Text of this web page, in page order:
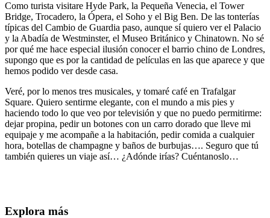
Como turista visitare Hyde Park, la Pequeña Venecia, el Tower
Bridge, Trocadero, la Ópera, el Soho y el Big Ben. De las tonterías
típicas del Cambio de Guardia paso, aunque sí quiero ver el Palacio
y la Abadía de Westminster, el Museo Británico y Chinatown. No sé
por qué me hace especial ilusión conocer el barrio chino de Londres,
supongo que es por la cantidad de películas en las que aparece y que
hemos podido ver desde casa.
Veré, por lo menos tres musicales, y tomaré café en Trafalgar
Square. Quiero sentirme elegante, con el mundo a mis pies y
haciendo todo lo que veo por televisión y que no puedo permitirme:
dejar propina, pedir un botones con un carro dorado que lleve mi
equipaje y me acompañe a la habitación, pedir comida a cualquier
hora, botellas de champagne y baños de burbujas…. Seguro que tú
también quieres un viaje así… ¿Adónde irías? Cuéntanoslo…
Explora más